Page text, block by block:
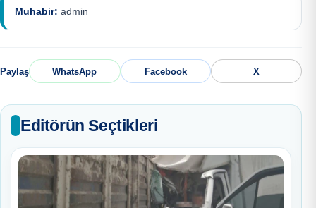
Muhabir: admin
Paylaş WhatsApp Facebook X
Editörün Seçtikleri